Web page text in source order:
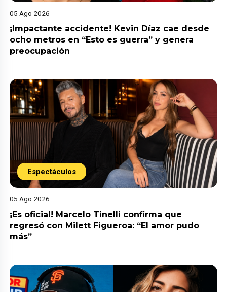
05 Ago 2026
¡Impactante accidente! Kevin Díaz cae desde
ocho metros en “Esto es guerra” y genera
preocupación
Espectáculos
05 Ago 2026
¡Es oficial! Marcelo Tinelli confirma que
regresó con Milett Figueroa: “El amor pudo
más”